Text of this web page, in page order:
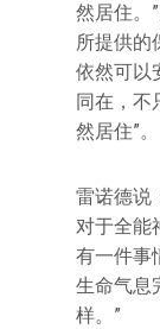
然居住。
所提供的
依然可以
同在，不
然居住”。
雷诺德说
对于全能
有一件事
生命气息
样。”